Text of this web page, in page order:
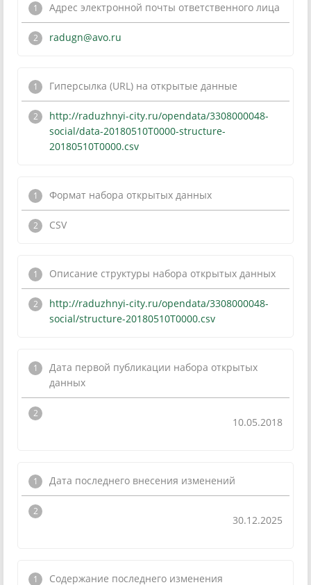
Адрес электронной почты ответственного лица
radugn@avo.ru
Гиперсылка (URL) на открытые данные
http://raduzhnyi-city.ru/opendata/3308000048-
social/data-20180510T0000-structure-
20180510T0000.csv
Формат набора открытых данных
CSV
Описание структуры набора открытых данных
http://raduzhnyi-city.ru/opendata/3308000048-
social/structure-20180510T0000.csv
Дата первой публикации набора открытых
данных
10.05.2018
Дата последнего внесения изменений
30.12.2025
Содержание последнего изменения